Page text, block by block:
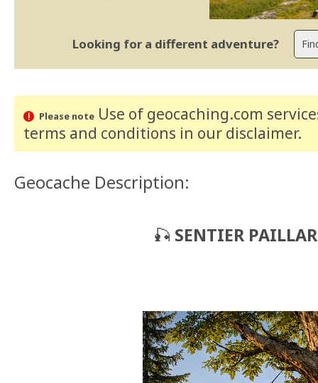
Looking for a different adventure?
Please noteUse of geocaching.com
terms and conditions in our disclaimer.
Geocache Description:
🎣 SENTIER